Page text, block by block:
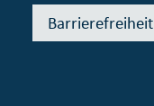
Barrierefreiheit